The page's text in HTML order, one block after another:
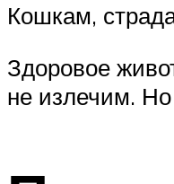
Кошкам,
Здоровое
не излечим.